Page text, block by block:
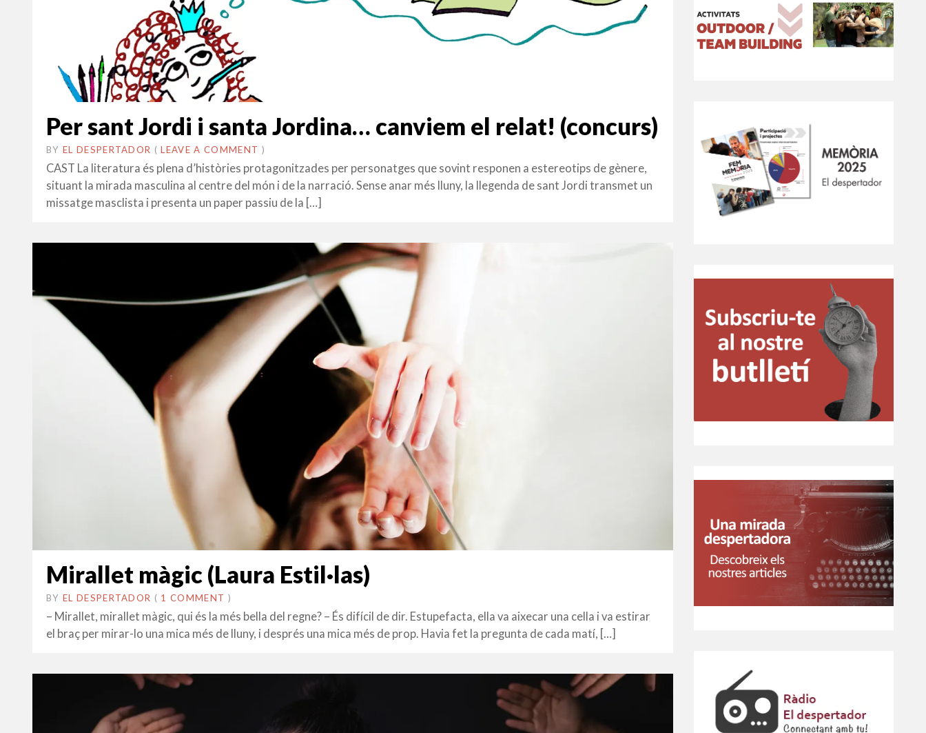
Per sant Jordi i santa Jordina… canviem el relat! (concurs)
BY EL DESPERTADOR ON
25
MARÇ
2019
•(LEAVE A COMMENT )
CAST La literatura és plena d’històries protagonitzades per personatges que sovint responen a estereotips de gènere,
situant la mirada masculina al centre del món i de la narració. Sense anar més lluny, la llegenda de sant Jordi transmet un
missatge masclista i presenta un paper passiu de la […]
Mirallet màgic (Laura Estil·las)
BY EL DESPERTADOR ON
13
GENER
2019
•( 1 COMMENT )
– Mirallet, mirallet màgic, qui és la més bella del regne? – És difícil de dir. Estupefacta, ella va aixecar una cella i va estirar
el braç per mirar-lo una mica més de lluny, i després una mica més de prop. Havia fet la pregunta de cada matí, […]